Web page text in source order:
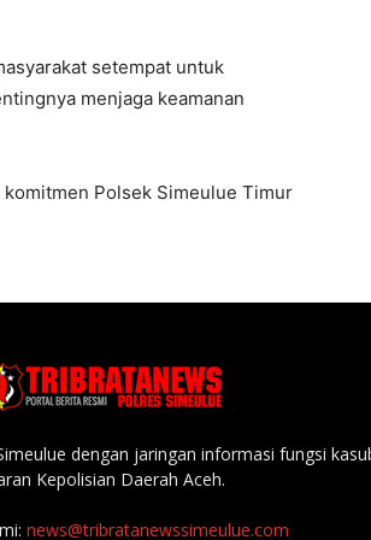
setempat untuk
menjaga keamanan
Polsek Simeulue Timur
dengan jaringan informasi fungsi
Kepolisian Daerah Aceh.
news@tribratanewssimeulue.com